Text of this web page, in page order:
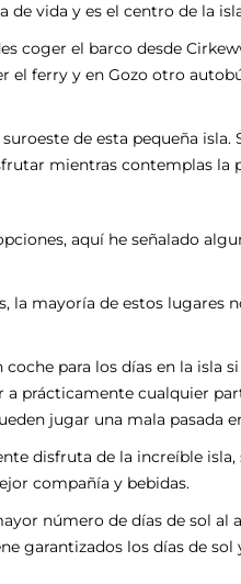
de vida y es el centro de la
coger el barco desde
el ferry y en Gozo otro
de esta pequeña
mientras contemplas la
aquí he señalado
la mayoría de estos lugares
para los días en la isla
prácticamente cualquier
jugar una mala pasada
disfruta de la increíble
compañía y bebidas.
número de días de sol al
garantizados los días de